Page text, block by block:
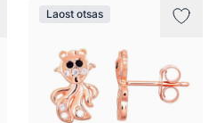
Laost otsas